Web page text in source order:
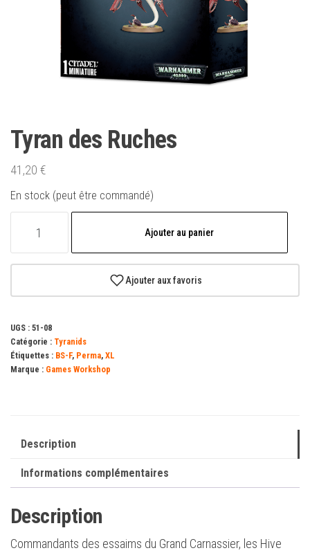
Tyran des Ruches
41,20 €
En stock (peut être commandé)
Ruches
Ajouter au panier
Ajouter aux favoris
UGS : 51-08
Catégorie : Tyranids
Étiquettes : BS-F, Perma, XL
Marque : Games Workshop
Description
Informations complémentaires
Description
Commandants des essaims du Grand Carnassier, les Hive